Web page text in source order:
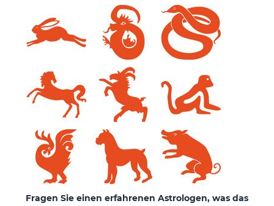
Fragen Sie einen erfahrenen Astrologen, was das